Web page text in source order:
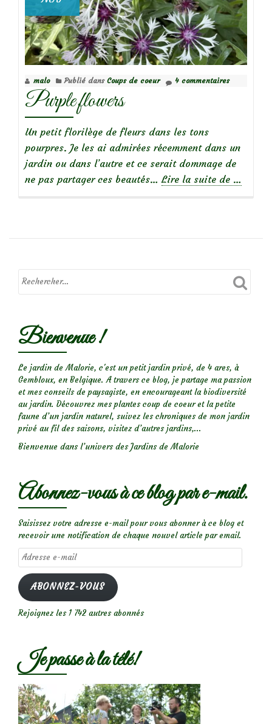
malo Publié dans Coups de coeur 4 commentaires
Purple flowers
Un petit florilège de fleurs dans les tons
pourpres. Je les ai admirées récemment dans un
jardin ou dans l’autre et ce serait dommage de
ne pas partager ces beautés… Lire la suite de …
Bienvenue !
Le jardin de Malorie, c'est un petit jardin privé, de 4 ares, à
Gembloux, en Belgique. A travers ce blog, je partage ma passion
et mes conseils de paysagiste, en encourageant la biodiversité
au jardin. Découvrez mes plantes coup de coeur et la petite
faune d’un jardin naturel, suivez les chroniques de mon jardin
privé au fil des saisons, visitez d’autres jardins,...
Bienvenue dans l’univers des Jardins de Malorie
Abonnez-vous à ce blog par e-mail.
Saisissez votre adresse e-mail pour vous abonner à ce blog et
recevoir une notification de chaque nouvel article par email.
Adresse
e-
mail
ABONNEZ-VOUS
Rejoignez les 1 742 autres abonnés
Je passe à la télé!